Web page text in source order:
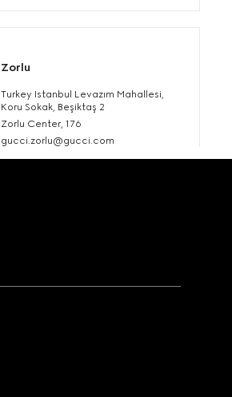
Zorlu
Turkey Istanbul Levazım Mahallesi,
Koru Sokak, Beşiktaş 2
Zorlu Center, 176
gucci.zorlu@gucci.com
Istanbul Nisantasi